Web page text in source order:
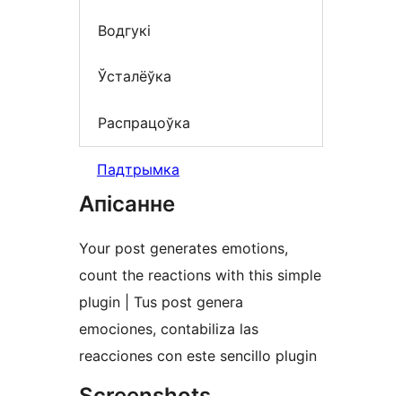
Водгукі
Ўсталёўка
Распрацоўка
Падтрымка
Апісанне
Your post generates emotions,
count the reactions with this simple
plugin | Tus post genera
emociones, contabiliza las
reacciones con este sencillo plugin